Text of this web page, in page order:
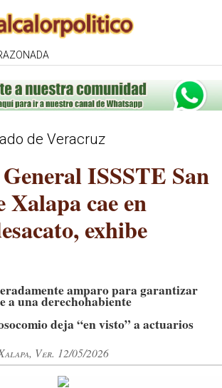
de Veracruz
ISSSTE San
Xalapa cae en
exhibe
amparo para garantizar
a una derechohabiente
deja “en visto” a actuarios
Ver. 12/05/2026